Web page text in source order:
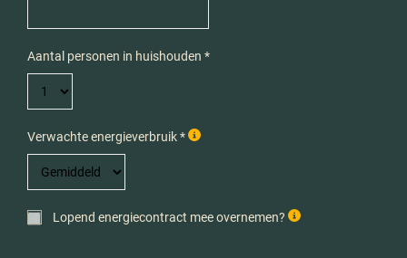
Aantal personen in huishouden *
Verwachte energieverbruik *
Lopend energiecontract mee overnemen?